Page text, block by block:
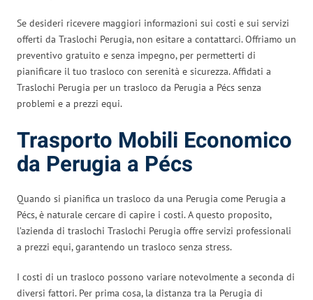
Se desideri ricevere maggiori informazioni sui costi e sui servizi
offerti da Traslochi Perugia, non esitare a contattarci. Offriamo un
preventivo gratuito e senza impegno, per permetterti di
pianificare il tuo trasloco con serenità e sicurezza. Affidati a
Traslochi Perugia per un trasloco da Perugia a Pécs senza
problemi e a prezzi equi.
Trasporto Mobili Economico
da Perugia a Pécs
Quando si pianifica un trasloco da una Perugia come Perugia a
Pécs, è naturale cercare di capire i costi. A questo proposito,
l’azienda di traslochi Traslochi Perugia offre servizi professionali
a prezzi equi, garantendo un trasloco senza stress.
I costi di un trasloco possono variare notevolmente a seconda di
diversi fattori. Per prima cosa, la distanza tra la Perugia di